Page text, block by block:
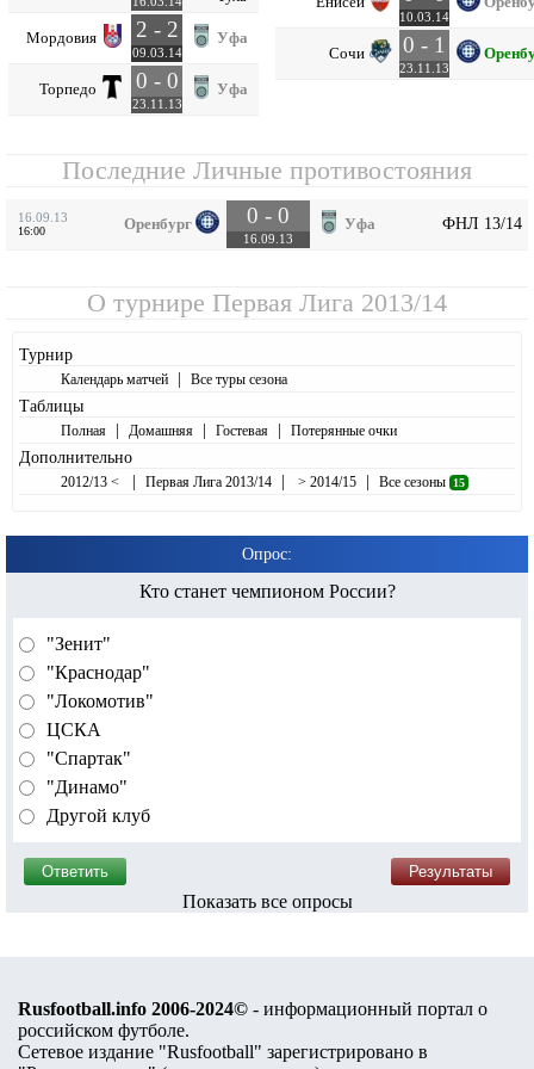
Мордовия 2 - 2
09.03.14
Уфа
Торпедо 0 - 0
23.11.13
Уфа
10.03.14
Сочи 0 - 1
23.11.13
Последние Личные противостояния
16.09.13
16:00 Оренбург 0 - 0
16.09.13
Уфа ФНЛ 13/14
О турнире Первая Лига 2013/14
Турнир
Календарь матчей | Все туры сезона
Таблицы
Полная | Домашняя | Гостевая | Потерянные очки
Дополнительно
2012/13 < | Первая Лига 2013/14 | > 2014/15 | Все сезоны 15
Опрос:
Кто станет чемпионом России?
"Зенит"
"Краснодар"
"Локомотив"
ЦСКА
"Спартак"
"Динамо"
Другой клуб
Показать все опросы
Rusfootball.info 2006-2024© - информационный портал о
российском футболе.
Сетевое издание "Rusfootball" зарегистрировано в